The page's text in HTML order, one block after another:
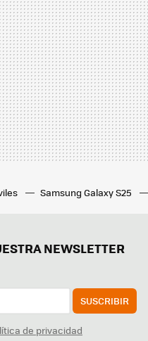
Samsung Galaxy S25
NEWSLETTER
SUSCRIBIR
de privacidad